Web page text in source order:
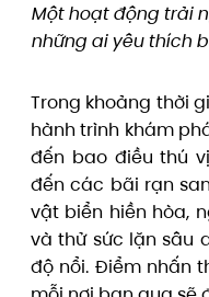
Một hoạt động trải
những ai yêu thích
Trong khoảng thời
hành trình khám
đến bao điều thú
đến các bãi rạn
vật biển hiền hòa,
và thử sức lặn sâu
độ nổi. Điểm nhấn